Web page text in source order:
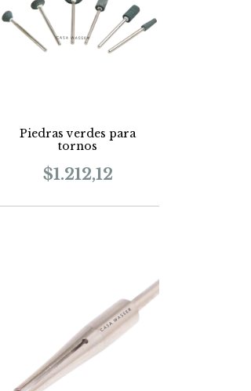
Piedras verdes para
tornos
$1.212,12